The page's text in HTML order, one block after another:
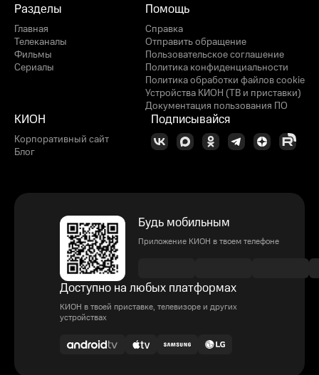
Разделы
Главная
Телеканалы
Фильмы
Сериалы
Помощь
Справка
Отправить обращение
Пользовательское соглашение
Политика конфиденциальности
Политика обработки файлов cookie
Устройства КИОН (ТВ и приставки)
Документация пользования ПО
КИОН
Корпоративный сайт
Блог
Подписывайся
Будь мобильным
Приложение КИОН в твоем телефоне
Доступно на любых платформах
КИОН в твоей приставке, телевизоре и других
устройствах